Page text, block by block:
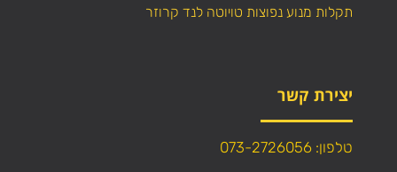
תקלות מנוע נפוצות טויוטה לנד קרוזר
יצירת קשר
טלפון: 073-2726056